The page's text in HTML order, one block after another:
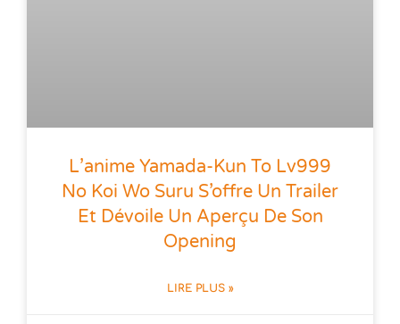
L’anime Yamada-Kun To Lv999
No Koi Wo Suru S’offre Un Trailer
Et Dévoile Un Aperçu De Son
Opening
LIRE PLUS »